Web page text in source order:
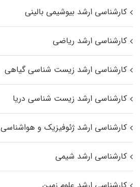
کارشناسی ارشد بیوشیمی بالینی
کارشناسی ارشد ریاضی
کارشناسی ارشد زیست‌ شناسی گیاهی
کارشناسی ارشد زیست‌ شناسی دریا
کارشناسی ارشد ژئوفیزیک و هواشناسی
کارشناسی ارشد شیمی